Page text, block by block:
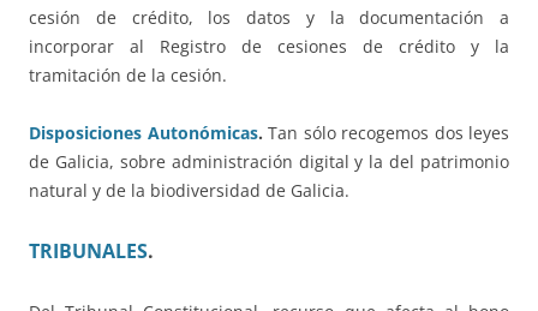
cesión de crédito, los datos y la documentación a
incorporar al Registro de cesiones de crédito y la
tramitación de la cesión.
Disposiciones Autonómicas. Tan sólo recogemos dos leyes
de Galicia, sobre administración digital y la del patrimonio
natural y de la biodiversidad de Galicia.
TRIBUNALES.